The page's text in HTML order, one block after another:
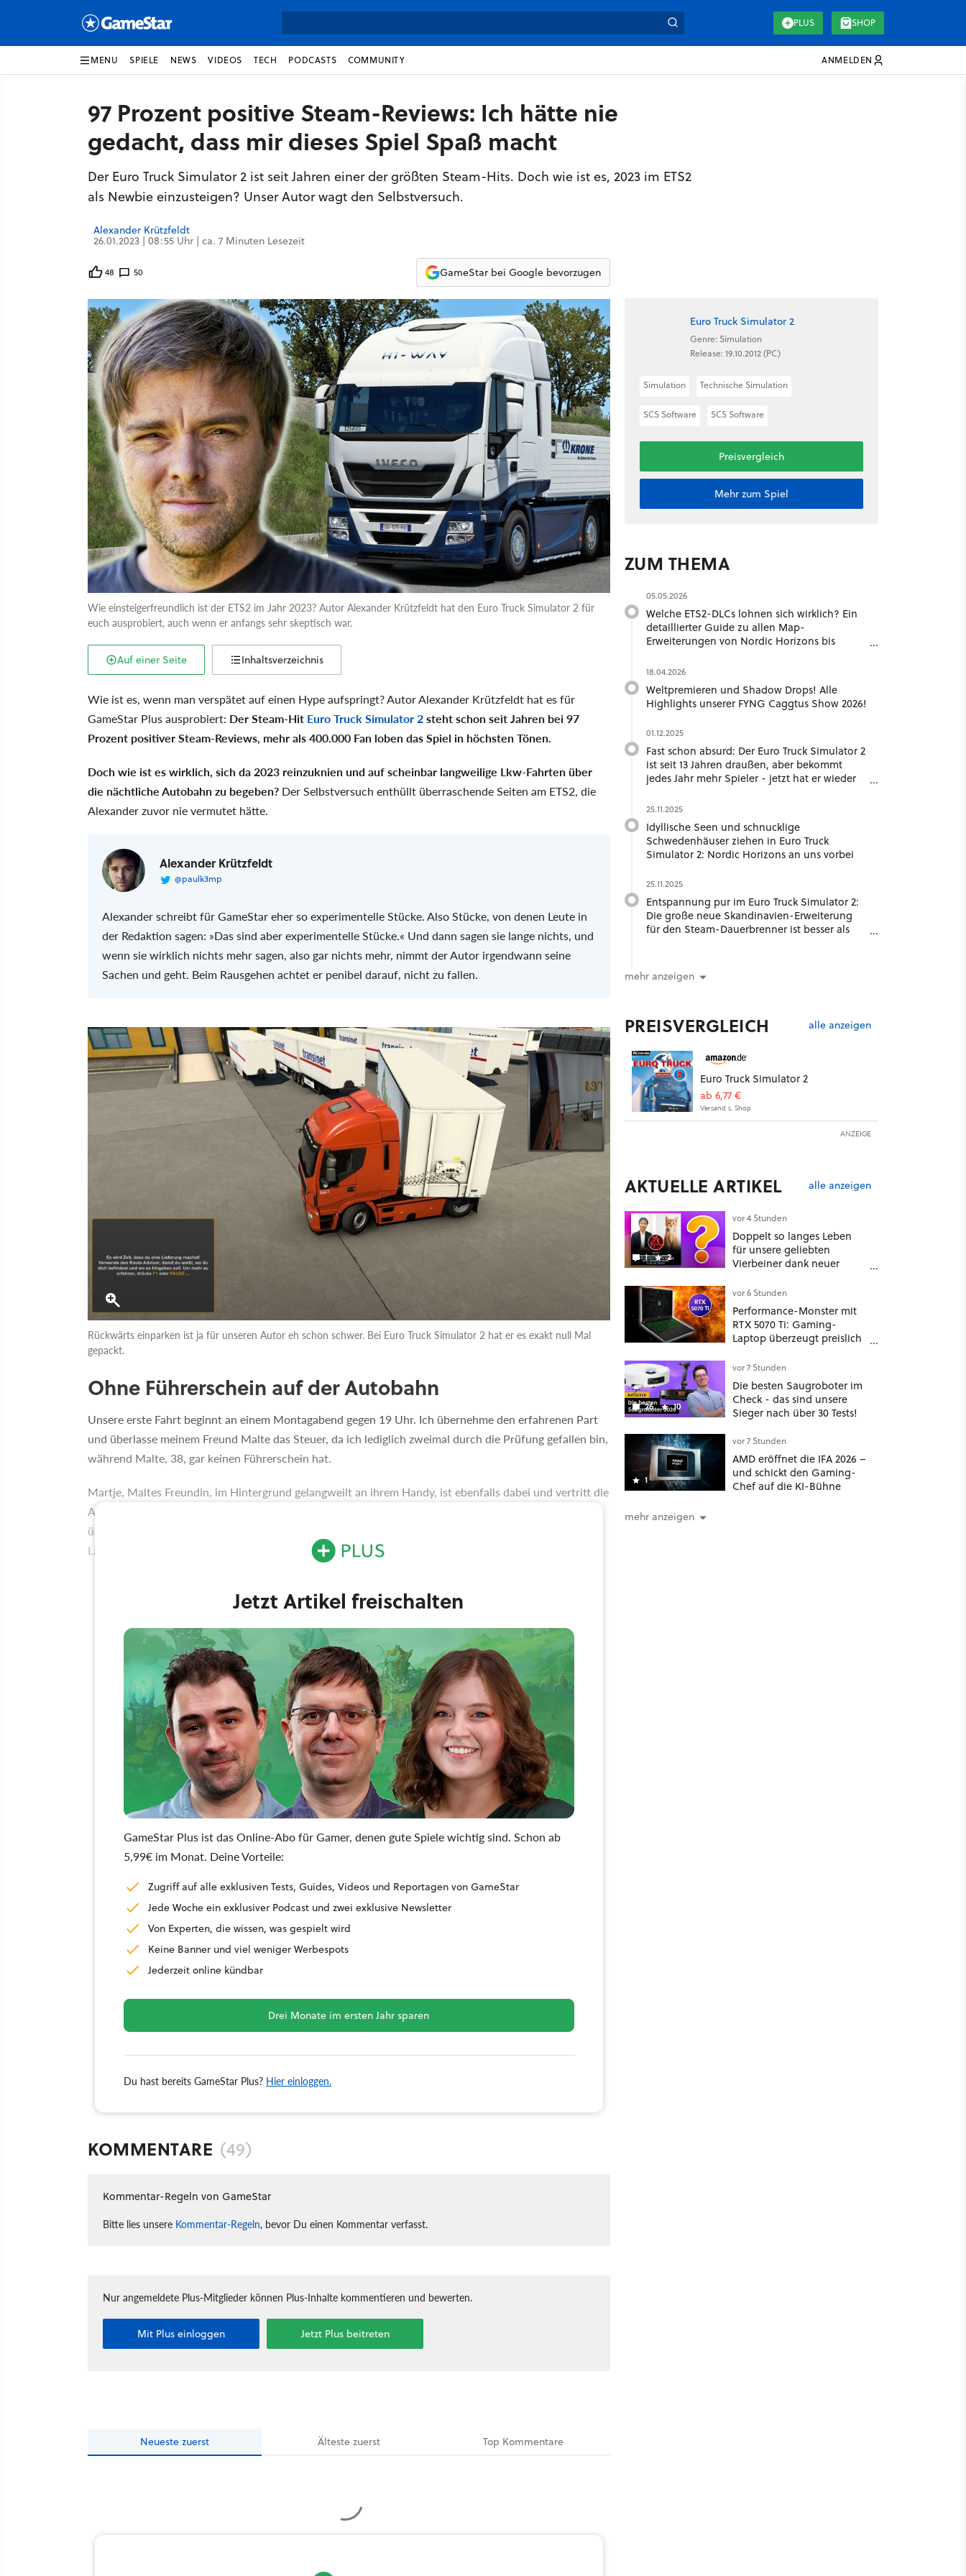
PLUS SHOP
MENU SPIELE NEWS VIDEOS TECH PODCASTS COMMUNITY ANMELDEN
97 Prozent positive Steam-Reviews: Ich hätte nie
gedacht, dass mir dieses Spiel Spaß macht
Der Euro Truck Simulator 2 ist seit Jahren einer der größten Steam-Hits. Doch wie ist es, 2023 im ETS2
als Newbie einzusteigen? Unser Autor wagt den Selbstversuch.
Alexander Krützfeldt
26.01.2023 | 08:55 Uhr | ca. 7 Minuten Lesezeit
48 50 GameStar bei Google bevorzugen
Wie einsteigerfreundlich ist der ETS2 im Jahr 2023? Autor Alexander Krützfeldt hat den Euro Truck Simulator 2 für
euch ausprobiert, auch wenn er anfangs sehr skeptisch war.
Auf einer Seite Inhaltsverzeichnis
Wie ist es, wenn man verspätet auf einen Hype aufspringt? Autor Alexander Krützfeldt hat es für
GameStar Plus ausprobiert: Der Steam-Hit Euro Truck Simulator 2steht schon seit Jahren bei 97
Prozent positiver Steam-Reviews, mehr als 400.000 Fan loben das Spiel in höchsten Tönen.
Doch wie ist es wirklich, sich da 2023 reinzuknien und auf scheinbar langweilige Lkw-Fahrten über
die nächtliche Autobahn zu begeben? Der Selbstversuch enthüllt überraschende Seiten am ETS2, die
Alexander zuvor nie vermutet hätte.
Alexander Krützfeldt
@paulk3mp
Alexander schreibt für GameStar eher so experimentelle Stücke. Also Stücke, von denen Leute in
der Redaktion sagen: »Das sind aber experimentelle Stücke.« Und dann sagen sie lange nichts, und
wenn sie wirklich nichts mehr sagen, also gar nichts mehr, nimmt der Autor irgendwann seine
Sachen und geht. Beim Rausgehen achtet er penibel darauf, nicht zu fallen.
Rückwärts einparken ist ja für unseren Autor eh schon schwer. Bei Euro Truck Simulator 2 hat er es exakt null Mal
gepackt.
Ohne Führerschein auf der Autobahn
Unsere erste Fahrt beginnt an einem Montagabend gegen 19 Uhr. Ich übernehme den erfahrenen Part
und überlasse meinem Freund Malte das Steuer, da ich lediglich zweimal durch die Prüfung gefallen bin,
während Malte, 38, gar keinen Führerschein hat.
Martje, Maltes Freundin, im Hintergrund gelangweilt an ihrem Handy, ist ebenfalls dabei und vertritt die
Auffassung, eine begnadete Autofahrerin zu sein, obwohl sie sich schon auf der Landstraße
überschlagen hat. Also: Niemandem von uns könnte, dürfte und sollte einen tonnenschweren
Lastwagen fahren. Das ist mal klar.
Jetzt Artikel freischalten
GameStar Plus ist das Online-Abo für Gamer, denen gute Spiele wichtig sind. Schon ab
5,99€ im Monat. Deine Vorteile:
Zugriff auf alle exklusiven Tests, Guides, Videos und Reportagen von GameStar
Jede Woche ein exklusiver Podcast und zwei exklusive Newsletter
Von Experten, die wissen, was gespielt wird
Keine Banner und viel weniger Werbespots
Jederzeit online kündbar
Drei Monate im ersten Jahr sparen
Du hast bereits GameStar Plus? Hier einloggen.
KOMMENTARE (49)
Kommentar-Regeln von GameStar
Bitte lies unsere Kommentar-Regeln, bevor Du einen Kommentar verfasst.
Nur angemeldete Plus-Mitglieder können Plus-Inhalte kommentieren und bewerten.
Mit Plus einloggen Jetzt Plus beitreten
Neueste zuerst Ältestezuerst Top Kommentare
Euro Truck Simulator 2
Genre: Simulation
Release: 19.10.2012 (PC)
Simulation Technische Simulation
SCS Software SCS Software
Preisvergleich
Mehr zum Spiel
ZUM THEMA
05.05.2026
Welche ETS2-DLCs lohnen sich wirklich? Ein
detaillierter Guide zu allen Map-
Erweiterungen von Nordic Horizons bis
18.04.2026
Weltpremieren und Shadow Drops! Alle
Highlights unserer FYNG Caggtus Show 2026!
01.12.2025
Fast schon absurd: Der Euro Truck Simulator 2
ist seit 13 Jahren draußen, aber bekommt
jedes Jahr mehr Spieler - jetzt hat er wieder
25.11.2025
Idyllische Seen und schnucklige
Schwedenhäuser ziehen in Euro Truck
Simulator 2: Nordic Horizons an uns vorbei
25.11.2025
Entspannung pur im Euro Truck Simulator 2:
Die große neue Skandinavien-Erweiterung
für den Steam-Dauerbrenner ist besser als
mehr anzeigen
PREISVERGLEICH alle anzeigen
Euro Truck Simulator 2
ab 6,77 €
Versand s. Shop
ANZEIGE
AKTUELLE ARTIKEL alle anzeigen
1 2
vor 4 Stunden
Doppelt so langes Leben
für unsere geliebten
Vierbeiner dank neuer
Japan: Der Blick auf über
1.200 Kommentare zeigt,
dass es nicht so einfach ist
vor 6 Stunden
Performance-Monster mit
RTX 5070 Ti: Gaming-
Laptop überzeugt preislich
26 10
vor 7 Stunden
Die besten Saugroboter im
Check - das sind unsere
Sieger nach über 30 Tests!
1
vor 7 Stunden
AMD eröffnet die IFA 2026 –
und schickt den Gaming-
Chef auf die KI-Bühne
mehr anzeigen